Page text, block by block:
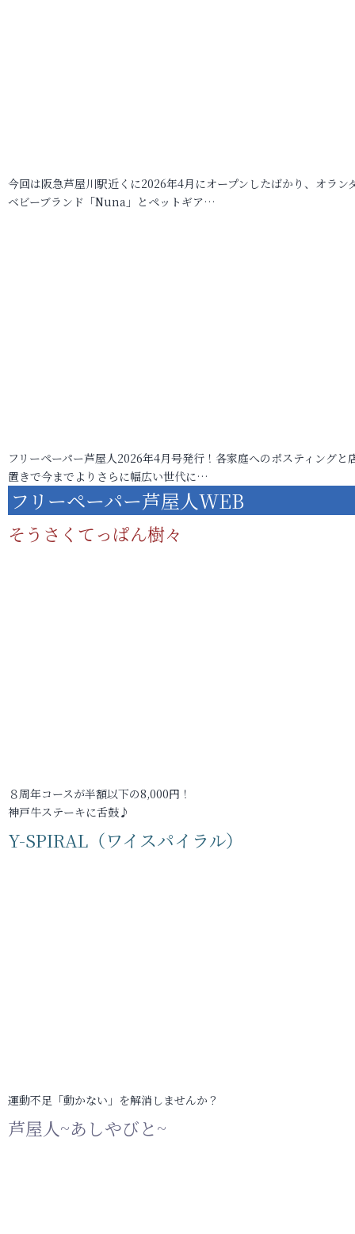
今回は阪急芦屋川駅近くに2026年4月にオープンしたばかり、オラン
ベビーブランド「Nuna」とペットギア…
フリーペーパー芦屋人2026年4月号発行！各家庭へのポスティングと
置きで今までよりさらに幅広い世代に…
フリーペーパー芦屋人WEB
そうさくてっぱん樹々
８周年コースが半額以下の8,000円！
神戸牛ステーキに舌鼓♪
Y-SPIRAL（ワイスパイラル）
運動不足「動かない」を解消しませんか？
芦屋人~あしやびと~